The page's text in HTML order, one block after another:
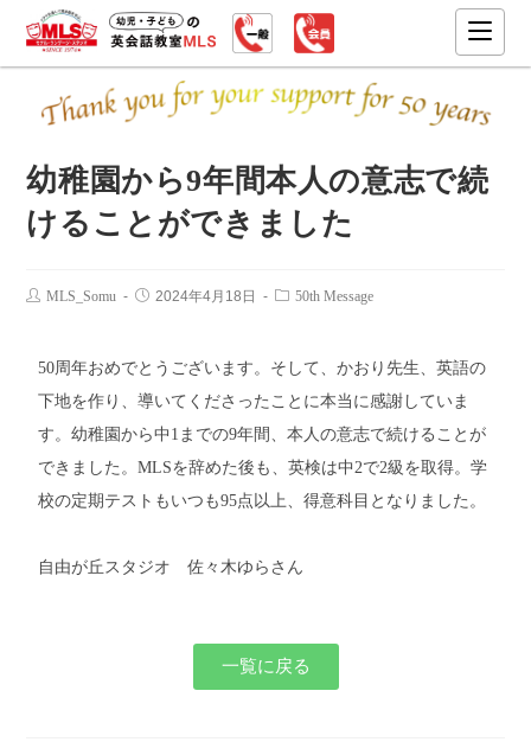
幼稚園から9年間本人の意志で続
けることができました
MLS_Somu 2024年4月18日 50th Message
50周年おめでとうございます。そして、かおり先生、英語の
下地を作り、導いてくださったことに本当に感謝していま
す。幼稚園から中1までの9年間、本人の意志で続けることが
できました。MLSを辞めた後も、英検は中2で2級を取得。学
校の定期テストもいつも95点以上、得意科目となりました。
自由が丘スタジオ 佐々木ゆらさん
一覧に戻る